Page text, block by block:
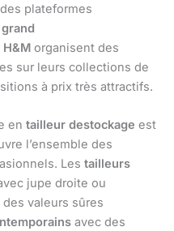
plateformes
H&M organisent des
sur leurs collections de
à prix très attractifs.
en tailleur destockage est
l’ensemble des
Les tailleurs
jupe droite ou
valeurs sûres
avec des